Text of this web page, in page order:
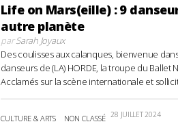
Life on Mars(eille) : 9
autre planète
parSarah Joyaux
Des coulisses aux calanques, bienvenue
danseurs de (LA) HORDE, la troupe du Ballet
Acclamés sur la scène internationale et
CULTURE & ARTS NON CLASSÉ 28 JUILLET 2024